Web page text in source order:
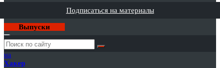
Подписаться на материалы
Выпуски
Годовая
подписка
на
Хакер